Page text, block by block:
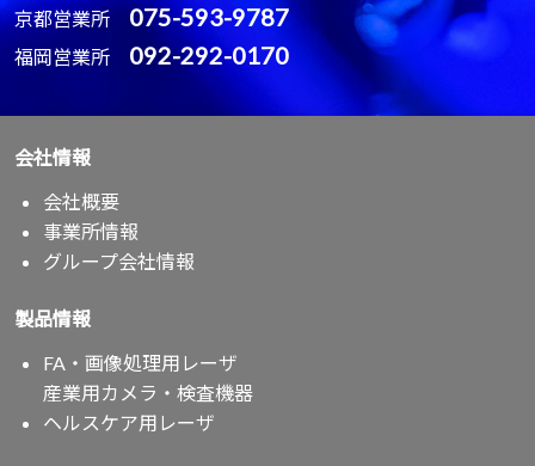
京都営業所 075-593-9787
福岡営業所 092-292-0170
会社情報
会社概要
事業所情報
グループ会社情報
製品情報
FA・画像処理用レーザ
産業用カメラ・検査機器
ヘルスケア用レーザ